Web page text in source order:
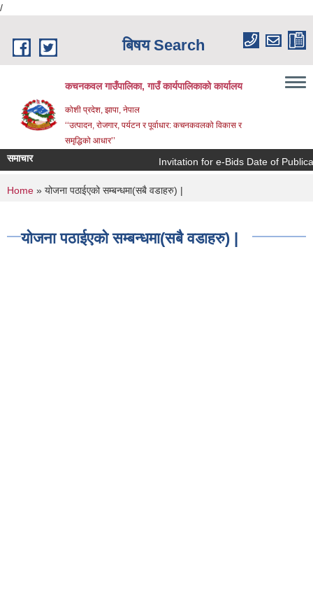
/
बिषय Search
कचनकवल गाउँपालिका, गाउँ कार्यपालिकाको कार्यालय
कोशी प्रदेश, झापा, नेपाल
‘‘उत्पादन, रोजगार, पर्यटन र पूर्वाधार: कचनकवलको विकास र
समृद्धिको आधार’’
समाचार Invitation for e-Bids Date of
You are here
Home » योजना पठाईएको सम्बन्धमा(सबै वडाहरु) |
योजना पठाईएको सम्बन्धमा(सबै वडाहरु) |